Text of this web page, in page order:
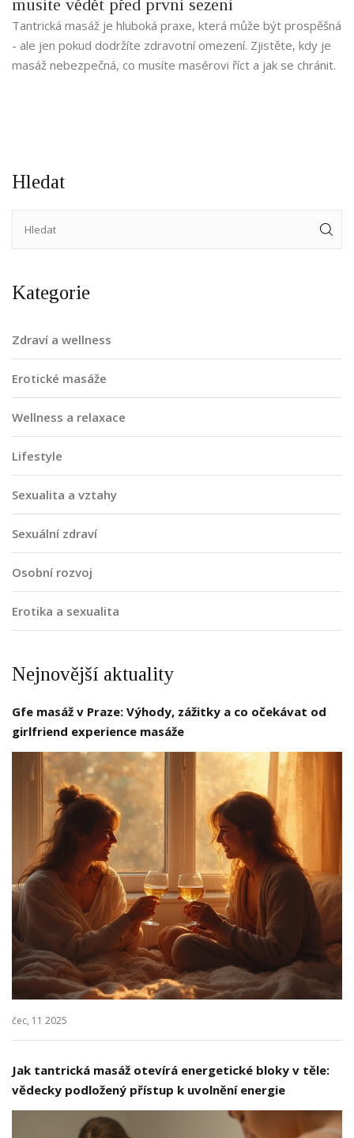
musíte vědět před první sezení
Tantrická masáž je hluboká praxe, která může být prospěšná
- ale jen pokud dodržíte zdravotní omezení. Zjistěte, kdy je
masáž nebezpečná, co musíte masérovi říct a jak se chránit.
Hledat
Kategorie
Zdraví a wellness
Erotické masáže
Wellness a relaxace
Lifestyle
Sexualita a vztahy
Sexuální zdraví
Osobní rozvoj
Erotika a sexualita
Nejnovější aktuality
Gfe masáž v Praze: Výhody, zážitky a co očekávat od
girlfriend experience masáže
čec, 11 2025
Jak tantrická masáž otevírá energetické bloky v těle:
vědecky podložený přístup k uvolnění energie